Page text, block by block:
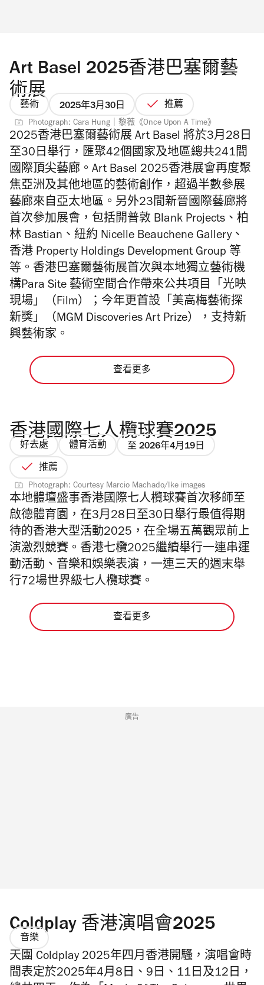
Art Basel 2025香港巴塞爾藝
術展
藝術 2025年3月30日 推薦
Photograph: Cara Hung｜黎薇《Once Upon A Time》
2025香港巴塞爾藝術展 Art Basel 將於3月28日
至30日舉行，匯聚42個國家及地區總共241間
國際頂尖藝廊。Art Basel 2025香港展會再度聚
焦亞洲及其他地區的藝術創作，超過半數參展
藝廊來自亞太地區。另外23間新晉國際藝廊將
首次參加展會，包括開普敦 Blank Projects、柏
林 Bastian、紐約 Nicelle Beauchene Gallery、
香港 Property Holdings Development Group 等
等。 香港巴塞爾藝術展首次與本地獨立藝術機
構Para Site 藝術空間合作帶來公共項目「光映
現場」（Film）；今年更首設「美高梅藝術探
新獎」（MGM Discoveries Art Prize），支持新
興藝術家。
查看更多
香港國際七人欖球賽2025
好去處 體育活動 至 2026年4月19日
推薦
Photograph: Courtesy Marcio Machado/Ike images
本地體壇盛事香港國際七人欖球賽首次移師至
啟德體育園，在3月28日至30日舉行最值得期
待的香港大型活動2025，在全場五萬觀眾前上
演激烈競賽。香港七欖2025繼續舉行一連串運
動活動、音樂和娛樂表演，一連三天的週末舉
行72場世界級七人欖球賽。
查看更多
廣告
Coldplay 香港演唱會2025
音樂
天團 Coldplay 2025年四月香港開騷， 演唱會時
間表定於2025年4月8日、9日、11日及12日，